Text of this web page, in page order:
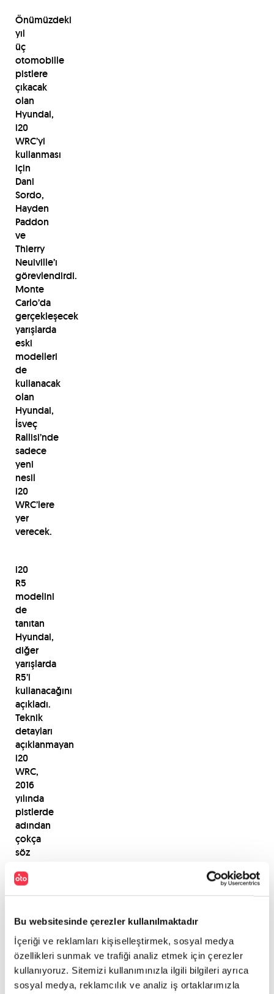
Bu websitesinde çerezler kullanılmaktadır
İçeriği ve reklamları kişiselleştirmek, sosyal medya
özellikleri sunmak ve trafiği analiz etmek için çerezler
kullanıyoruz. Sitemizi kullanımınızla ilgili bilgileri ayrıca
sosyal medya, reklamcılık ve analiz iş ortaklarımızla
Önümüzdeki
yıl
üç
otomobille
pistlere
çıkacak
olan
Hyundai,
i20
WRC’yi
kullanması
için
Dani
Sordo,
Hayden
Paddon
ve
Thierry
Neuiville’ı
görevlendirdi.
Monte
Carlo’da
gerçekleşecek
yarışlarda
eski
modelleri
de
kullanacak
olan
Hyundai,
İsveç
Rallisi’nde
sadece
yeni
nesil
i20
WRC’lere
yer
verecek.
i20
R5
modelini
de
tanıtan
Hyundai,
diğer
yarışlarda
R5’i
kullanacağını
açıkladı.
Teknik
detayları
açıklanmayan
i20
WRC,
2016
yılında
pistlerde
adından
çokça
söz
benziyor.
PAYLAŞ